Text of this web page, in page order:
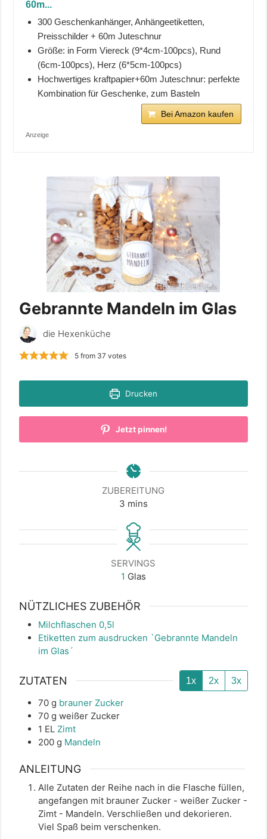
60m...
300 Geschenkanhänger, Anhängeetiketten,
Preisschilder + 60m Juteschnur
Größe: in Form Viereck (9*4cm-100pcs), Rund
(6cm-100pcs), Herz (6*5cm-100pcs)
Hochwertiges kraftpapier+60m Juteschnur: perfekte
Kombination für Geschenke, zum Basteln
Bei Amazon kaufen
Anzeige
Gebrannte Mandeln im Glas
die Hexenküche
5from 37 votes
Drucken
Jetzt pinnen!
ZUBEREITUNG
3minutes
mins
SERVINGS
1 Glas
NÜTZLICHES ZUBEHÖR
Milchflaschen 0,5l
Etiketten zum ausdrucken `Gebrannte Mandeln
im Glas´
ZUTATEN 1x 2x 3x
70 g brauner Zucker
70 g weißer Zucker
1 EL Zimt
200 g Mandeln
ANLEITUNG
Alle Zutaten der Reihe nach in die Flasche füllen,
angefangen mit brauner Zucker - weißer Zucker -
Zimt - Mandeln. Verschließen und dekorieren.
Viel Spaß beim verschenken.